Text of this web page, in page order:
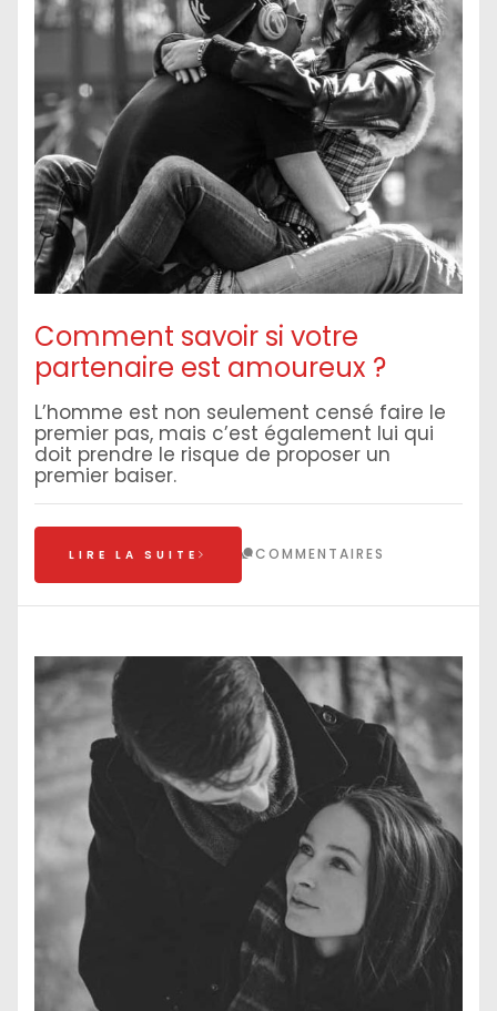
Comment savoir si votre
partenaire est amoureux ?
L’homme est non seulement censé faire le
premier pas, mais c’est également lui qui
doit prendre le risque de proposer un
premier baiser.
LIRE LA SUITE COMMENTAIRES